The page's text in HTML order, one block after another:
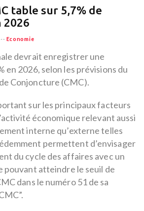
table sur 5,7% de
2026
Economie
devrait enregistrer une
en 2026, selon les prévisions du
Conjoncture (CMC).
sur les principaux facteurs
économique relevant aussi
interne qu’externe telles
permettent d’envisager
du cycle des affaires avec un
pouvant atteindre le seuil de
dans le numéro 51 de sa